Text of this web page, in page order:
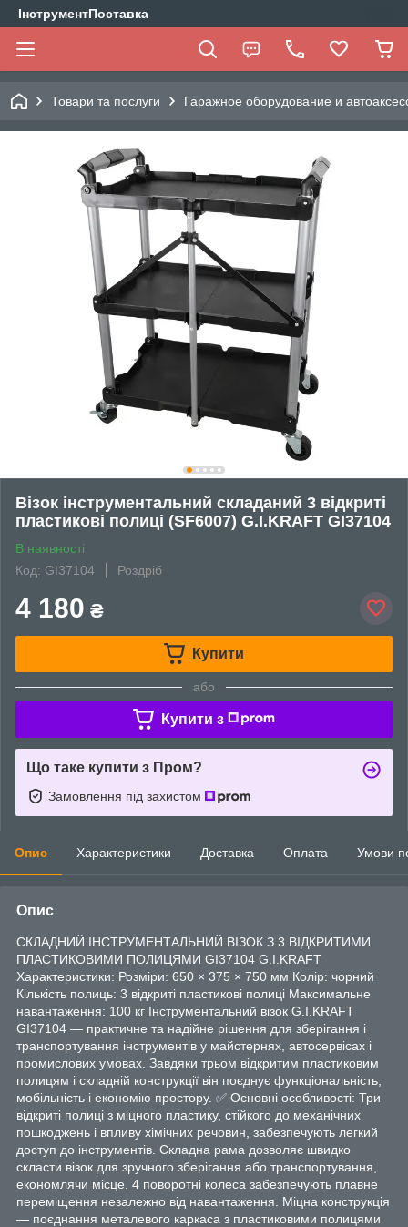
ІнструментПоставка
Товари та послуги Гаражное оборудование и
Візок інструментальний складаний 3 відкриті
пластикові полиці (SF6007) G.I.KRAFT GI37104
В наявності
Код: GI37104
Роздріб
4 180 ₴
Купити
або
Купити з
Що таке купити з Пром?
Замовлення під захистом
Опис Характеристики Доставка Оплата Умови
Опис
СКЛАДНИЙ ІНСТРУМЕНТАЛЬНИЙ ВІЗОК З 3 ВІДКРИТИМИ
ПЛАСТИКОВИМИ ПОЛИЦЯМИ GI37104 G.I.KRAFT
Характеристики: Розміри: 650 × 375 × 750 мм Колір: чорний
Кількість полиць: 3 відкриті пластикові полиці Максимальне
навантаження: 100 кг Інструментальний візок G.I.KRAFT
GI37104 — практичне та надійне рішення для зберігання і
транспортування інструментів у майстернях, автосервісах і
промислових умовах. Завдяки трьом відкритим пластиковим
полицям і складній конструкції він поєднує функціональність,
мобільність і економію простору. ✅ Основні особливості: Три
відкриті полиці з міцного пластику, стійкого до механічних
пошкоджень і впливу хімічних речовин, забезпечують легкий
доступ до інструментів. Складна рама дозволяє швидко
скласти візок для зручного зберігання або транспортування,
економлячи місце. 4 поворотні колеса забезпечують плавне
переміщення незалежно від навантаження. Міцна конструкція
— поєднання металевого каркаса з пластиковими полицями